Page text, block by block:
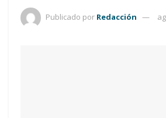
Publicado por Redacción